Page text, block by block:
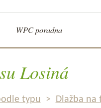
WPC poradna
Losiná
typu > Dlažba na